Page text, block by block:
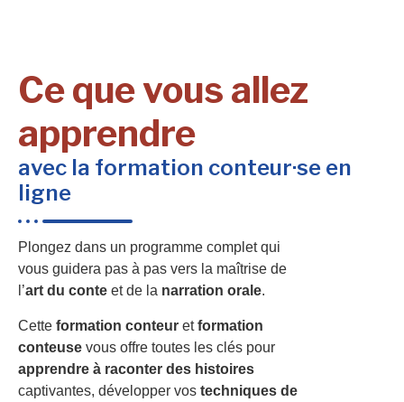
Ce que vous allez
apprendre
avec la formation conteur·se en
ligne
Plongez dans un programme complet qui
vous guidera pas à pas vers la maîtrise de
l’art du conte et de la narration orale.
Cette formation conteur etformation
conteuse vous offre toutes les clés pour
apprendre à raconter des histoires
captivantes, développer vos techniques de